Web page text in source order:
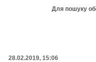
Для пошуку
28.02.2019, 15:06